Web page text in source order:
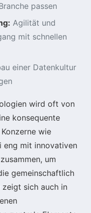
passen
Agilität und
mit schnellen
einer Datenkultur
wird oft von
konsequente
wie
eng mit innovativen
um
gemeinschaftlich
zeigt sich auch in